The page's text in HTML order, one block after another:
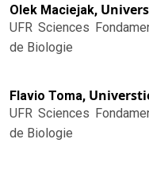
Olek Maciejak,
UFR Sciences
de Biologie
Flavio Toma,
UFR Sciences
de Biologie